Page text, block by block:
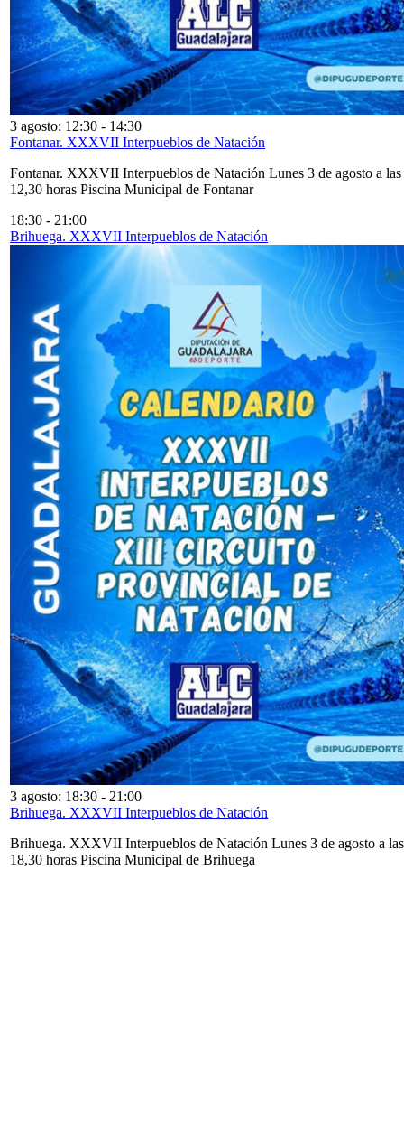
3 agosto: 12:30 - 14:30
Fontanar. XXXVII Interpueblos de Natación
Fontanar. XXXVII Interpueblos de Natación Lunes 3 de agosto a las
12,30 horas Piscina Municipal de Fontanar
18:30 - 21:00
Brihuega. XXXVII Interpueblos de Natación
3 agosto: 18:30 - 21:00
Brihuega. XXXVII Interpueblos de Natación
Brihuega. XXXVII Interpueblos de Natación Lunes 3 de agosto a las
18,30 horas Piscina Municipal de Brihuega